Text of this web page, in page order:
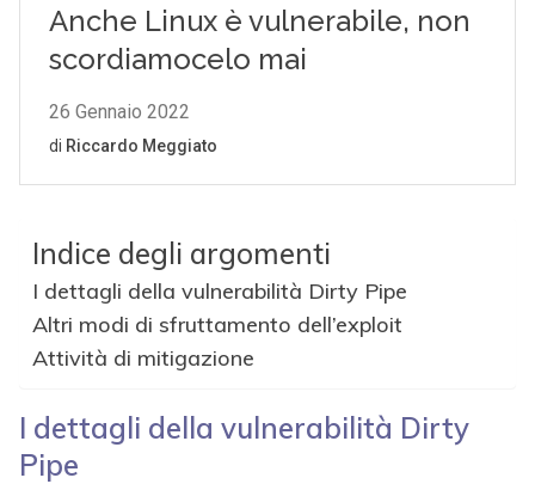
Indice degli argomenti
I dettagli della vulnerabilità Dirty Pipe
Altri modi di sfruttamento dell’exploit
Attività di mitigazione
I dettagli della vulnerabilità Dirty
Pipe